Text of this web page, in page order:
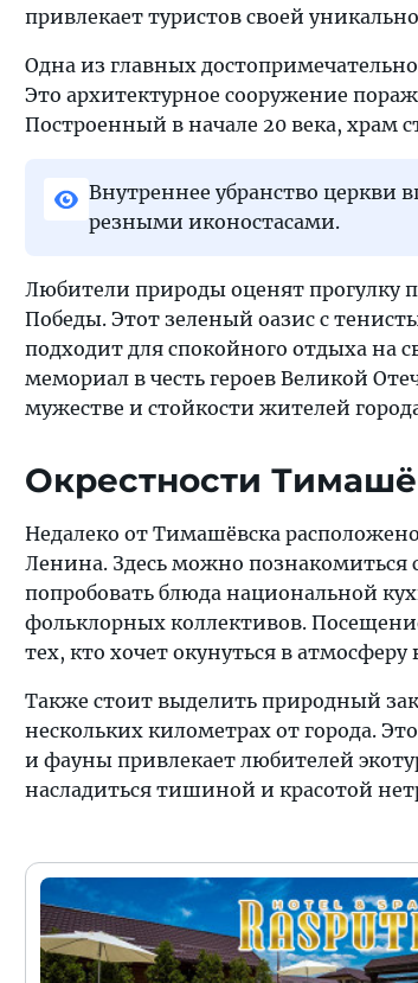
привлекает туристов своей
Одна из главных
Это архитектурное сооружение
Построенный в начале 20 века, храм
Внутреннее убранство церкви
резными иконостасами.
Любители природы оценят прогулку
Победы. Этот зеленый оазис с
подходит для спокойного отдыха на
мемориал в честь героев Великой
мужестве и стойкости жителей
Окрестности
Недалеко от Тимашёвска
Ленина. Здесь можно
попробовать блюда национальной
фольклорных коллективов.
тех, кто хочет окунуться в
Также стоит выделить природный
нескольких километрах от города.
и фауны привлекает любителей
насладиться тишиной и красотой